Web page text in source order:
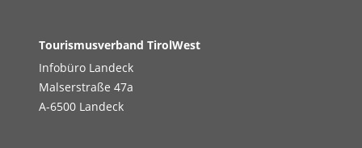
Tourismusverband TirolWest
Infobüro Landeck
Malserstraße 47a
A-6500 Landeck